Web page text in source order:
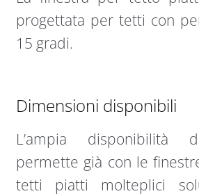
progettata per tetti con
15 gradi.
Dimensioni disponibili
L’ampia disponibilità
permette già con le
tetti piatti molteplici